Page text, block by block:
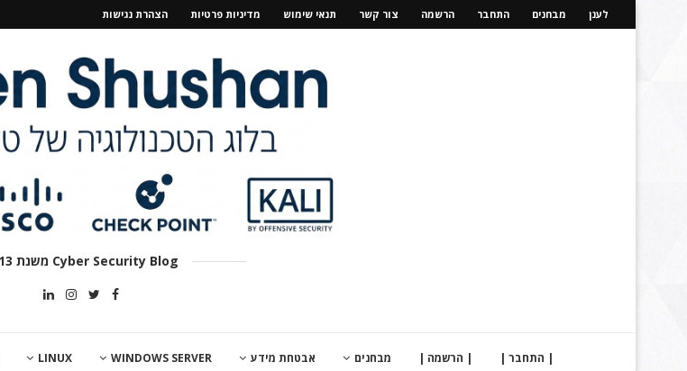
לענן מבחנים התחבר הרשמה צור קשר תנאי שימוש מדיניות פרטיות הצהרת נגישות
Cyber Security Blog משנת 2013
| התחבר | | הרשמה | מבחנים אבטחת מידע WINDOWS SERVER
LINUX